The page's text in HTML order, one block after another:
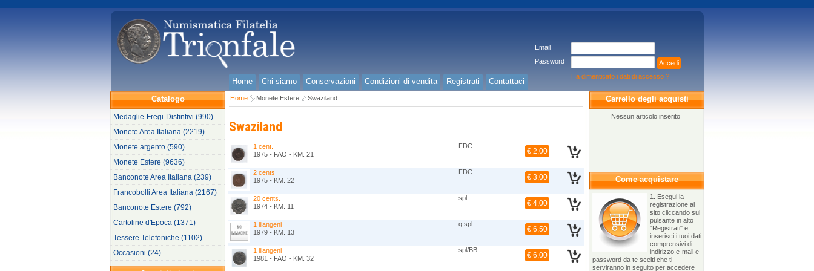
Email
Password
Accedi
Ha dimenticato i dati di accesso ?
Home Chi siamo Conservazioni Condizioni di vendita Registrati
Contattaci
Catalogo
Medaglie-Fregi-Distintivi (990)
Monete Area Italiana (2219)
Monete argento (590)
Monete Estere (9636)
Banconote Area Italiana (239)
Francobolli Area Italiana (2167)
Banconote Estere (792)
Cartoline d'Epoca (1371)
Tessere Telefoniche (1102)
Occasioni (24)
Carrello degli acquisti
Nessun articolo inserito
Come acquistare
1. Esegui la
registrazione al
sito cliccando sul
pulsante in alto
"Registrati" e
inserisci i tuoi dati
comprensivi di
indirizzo e-mail e
password da te scelti che ti
serviranno in seguito per accedere
Home Monete Estere Swaziland
Swaziland
1 cent.
FDC
1975 - FAO - KM. 21
€ 2,00
2 cents
FDC
1975 - KM. 22
€ 3,00
20 cents.
spl
1974 - KM. 11
€ 4,00
1 lilangeni
q.spl
1979 - KM. 13
€ 6,50
1 lilangeni
spl/BB
1981 - FAO - KM. 32
€ 6,00